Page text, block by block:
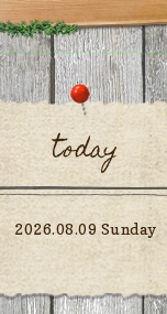
today
2026.08.09 Sunday